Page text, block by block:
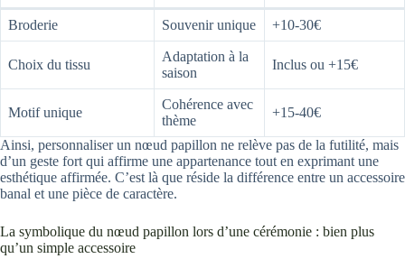
Broderie Souvenir unique +10-30€
Choix du tissu
Adaptation à la
saison
Inclus ou +15€
Motif unique
Cohérence avec
thème
+15-40€
Ainsi, personnaliser un nœud papillon ne relève pas de la futilité, mais
d’un geste fort qui affirme une appartenance tout en exprimant une
esthétique affirmée. C’est là que réside la différence entre un accessoire
banal et une pièce de caractère.
La symbolique du nœud papillon lors d’une cérémonie : bien plus
qu’un simple accessoire